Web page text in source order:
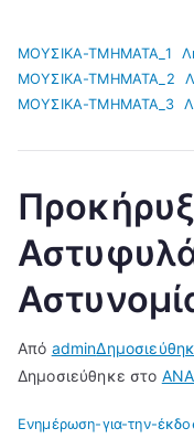
ΜΟΥΣΙΚΑ-ΤΜΗΜΑΤΑ_1
ΜΟΥΣΙΚΑ-ΤΜΗΜΑΤΑ_2
ΜΟΥΣΙΚΑ-ΤΜΗΜΑΤΑ_3
Από admin
Δημοσιεύθηκε στο
Ενημέρωση-για-την-